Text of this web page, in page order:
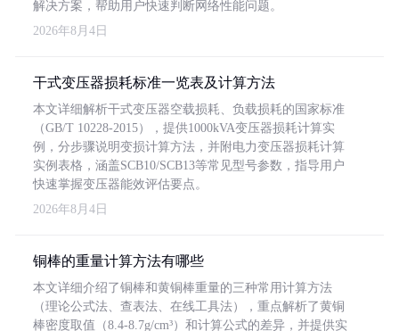
解决方案，帮助用户快速判断网络性能问题。
2026年8月4日
干式变压器损耗标准一览表及计算方法
本文详细解析干式变压器空载损耗、负载损耗的国家标准
（GB/T 10228-2015），提供1000kVA变压器损耗计算实
例，分步骤说明变损计算方法，并附电力变压器损耗计算
实例表格，涵盖SCB10/SCB13等常见型号参数，指导用户
快速掌握变压器能效评估要点。
2026年8月4日
铜棒的重量计算方法有哪些
本文详细介绍了铜棒和黄铜棒重量的三种常用计算方法
（理论公式法、查表法、在线工具法），重点解析了黄铜
棒密度取值（8.4-8.7g/cm³）和计算公式的差异，并提供实